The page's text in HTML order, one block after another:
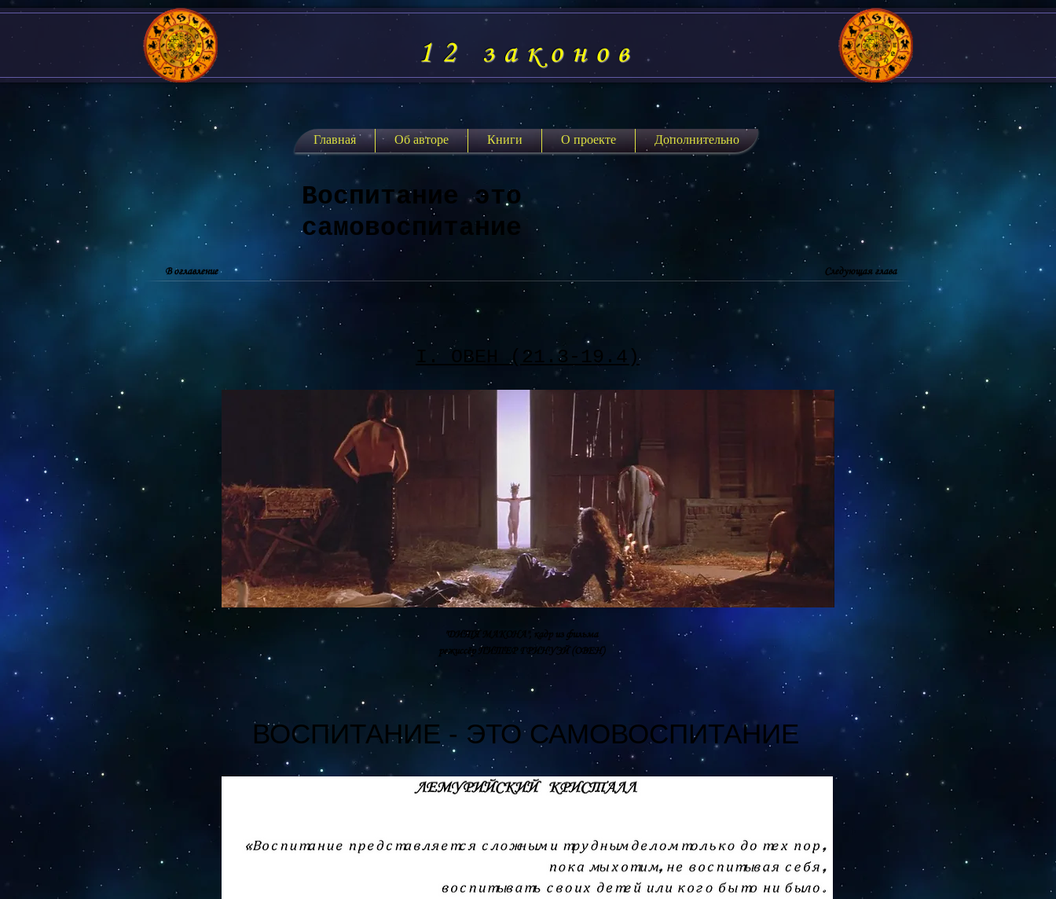
12 законов
Главная Об авторе Книги О проекте Дополнительно
Воспитание это
самовоспитание
В оглавление Следующая глава
I. ОВЕН (21.3-19.4)
"ДИТЯ МАКОНА", кадр из фильма
режиссёр ПИТЕР ГРИНУЭЙ (ОВЕН)
ВОСПИТАНИЕ - ЭТО САМОВОСПИТАНИЕ